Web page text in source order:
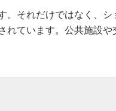
。それだけではなく、シ
れています。公共施設や